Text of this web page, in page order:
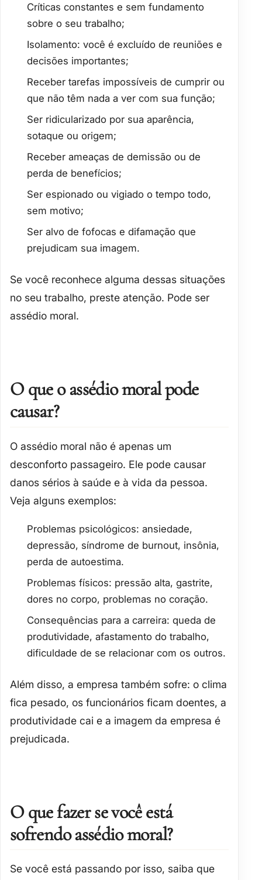
Críticas constantes e sem fundamento
sobre o seu trabalho;
Isolamento: você é excluído de reuniões e
decisões importantes;
Receber tarefas impossíveis de cumprirou
que não têm nada a ver com sua função;
Ser ridicularizado por sua aparência,
sotaque ou origem;
Receber ameaças de demissão ou de
perda de benefícios;
Ser espionado ou vigiado o tempo todo,
sem motivo;
Ser alvo de fofocas e difamação que
prejudicam sua imagem.
Se você reconhece alguma dessas situações
no seu trabalho, preste atenção. Pode ser
assédio moral.
O que o assédio moral pode
causar?
O assédio moral não é apenas um
desconforto passageiro. Ele pode causar
danos sérios à saúde e à vida da pessoa.
Veja alguns exemplos:
Problemas psicológicos: ansiedade,
depressão, síndrome de burnout, insônia,
perda de autoestima.
Problemas físicos: pressão alta, gastrite,
dores no corpo, problemas no coração.
Consequências para a carreira: queda de
produtividade, afastamento do trabalho,
dificuldade de se relacionar com os outros.
Além disso, a empresa também sofre: o clima
fica pesado, os funcionários ficam doentes, a
produtividade cai e a imagem da empresa é
prejudicada.
O que fazer se você está
sofrendo assédio moral?
Se você está passando por isso, saiba que